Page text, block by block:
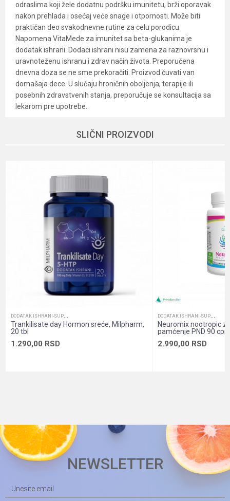
odraslima koji žele dodatnu podršku imunitetu, brži oporavak
nakon prehlada i osećaj veće snage i otpornosti. Može biti
praktičan deo svakodnevne rutine za celu porodicu.
Napomena VitaMede za imunitet sa beta-glukanima je
dodatak ishrani. Dodaci ishrani nisu zamena za raznovrsnu i
uravnoteženu ishranu i zdrav način života. Preporučena
dnevna doza se ne sme prekoračiti. Proizvod čuvati van
domašaja dece. U slučaju hroničnih oboljenja, terapije ili
posebnih zdravstvenih stanja, preporučuje se konsultacija sa
lekarom pre upotrebe.
Dodatak ishrani-suplementi
Način proizvodnje
Energija, Imunitet, Upala
Nutritivne informacije
Oblik pakovanja
Sadržaj pakovanja
POŠALJI
SLIČNI PROIZVODI
Trankilisate day Hormon sreće, Milpharm,
20 tbl
1.290,00 RSD
Neuromix nootropic
pamćenje PND 90 cps
2.990,00 RSD
NEWSLETTER